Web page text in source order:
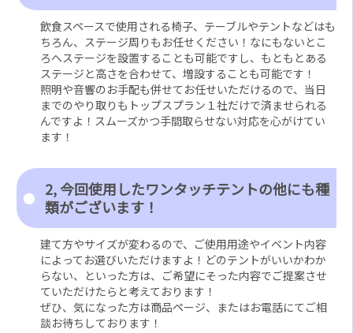
飲食スペースで使用される椅子、テーブルやテントなどはも
ちろん、ステージ周りもお任せください！なにもないとこ
ろへステージを設置することも可能ですし、もともとある
ステージと高さを合わせて、増設することも可能です！
照明や音響のお手配も併せてお任せいただけるので、当日
までのやり取りもトップスプラン１社だけで済ませられる
んですよ！スムーズかつ手間取らせない対応を心がけてい
ます！
2, 今回使用したワンタッチテントの他にも種
類がございます！
建て方やサイズが変わるので、ご使用用途やイベント内容
によってお選びいただけますよ！どのテントがいいかわか
らない、といった方は、ご希望にそった内容でご提案させ
ていただけたらと考えております！
ぜひ、気になった方は商品ページ、またはお電話にてご相
談お待ちしております！